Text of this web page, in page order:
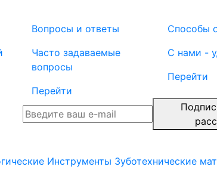
Вопросы и ответы
Часто задаваемые
вопросы
Перейти
Способы
С нами -
Перейти
Инструменты Зуботехнические